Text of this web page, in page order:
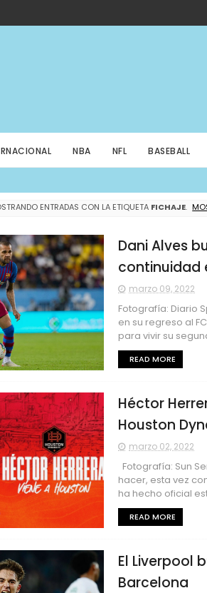
NBA NFL BASEBALL
ENTRADAS CON LA ETIQUETA FICHAJE.
Dani Alves
continuidad
marzo 09, 2022
Fotografía: Diario
en su regreso al
para vivir su
READ MORE
Héctor
Houston
marzo 02, 2022
Fotografía: Sun
hacer, esta vez
ha hecho oficial
READ MORE
El Liverpool
Barcelona